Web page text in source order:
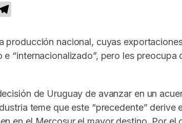
producción nacional, cuyas
“internacionalizado”, pero les
de Uruguay de avanzar en un
teme que este “precedente” derive